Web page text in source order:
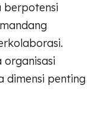
berpotensi
dimensi penting